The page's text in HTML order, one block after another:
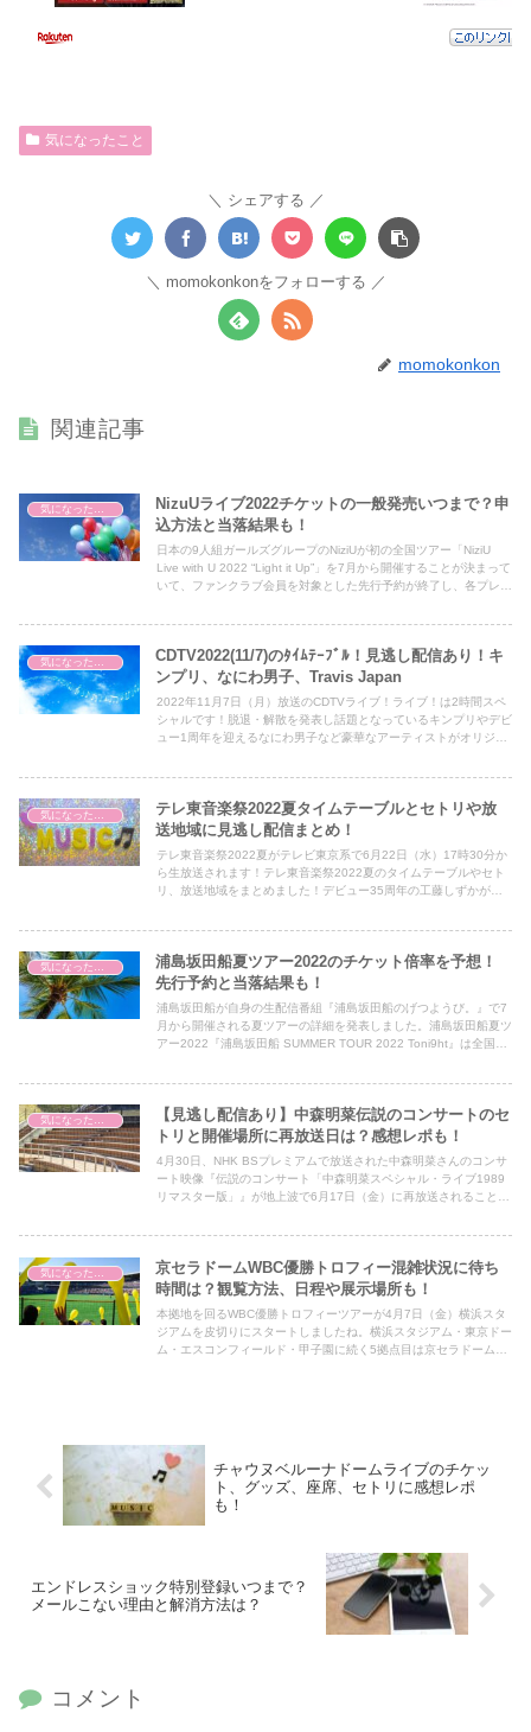
気になったこと
シェアする
momokonkonをフォローする
momokonkon
関連記事
NizuUライブ2022チケットの一般発売いつまで？申
込方法と当落結果も！
日本の9人組ガールズグループのNiziUが初の全国ツアー「NiziU
Live with U 2022 “Light it Up”」を7月から開催することが決まって
いて、ファンクラブ会員を対象とした先行予約が終了し、各プレイ
CDTV2022(11/7)のﾀｲﾑﾃｰﾌﾞﾙ！見逃し配信あり！キ
ンプリ、なにわ男子、Travis Japan
2022年11月7日（月）放送のCDTVライブ！ライブ！は2時間スペ
シャルです！脱退・解散を発表し話題となっているキンプリやデビ
ュー1周年を迎えるなにわ男子など豪華なアーティストがオリジナ
めました。
テレ東音楽祭2022夏タイムテーブルとセトリや放
送地域に見逃し配信まとめ！
テレ東音楽祭2022夏がテレビ東京系で6月22日（水）17時30分か
ら生放送されます！テレ東音楽祭2022夏のタイムテーブルやセト
リ、放送地域をまとめました！デビュー35周年の工藤しずかが一
気になったこと
浦島坂田船夏ツアー2022のチケット倍率を予想！
先行予約と当落結果も！
浦島坂田船が自身の生配信番組『浦島坂田船のげつようび。』で7
月から開催される夏ツアーの詳細を発表しました。浦島坂田船夏ツ
アー2022『浦島坂田船 SUMMER TOUR 2022 Toni9ht』は全国8
気になったこと
【見逃し配信あり】中森明菜伝説のコンサートのセ
トリと開催場所に再放送日は？感想レポも！
4月30日、NHK BSプレミアムで放送された中森明菜さんのコンサ
ート映像『伝説のコンサート「中森明菜スペシャル・ライブ1989
リマスター版」』が地上波で6月17日（金）に再放送されることが
のコンサートのセトリや開催場所が気になりリサーチしました！
気になったこと
京セラドームWBC優勝トロフィー混雑状況に待ち
時間は？観覧方法、日程や展示場所も！
本拠地を回るWBC優勝トロフィーツアーが4月7日（金）横浜スタ
ジアムを皮切りにスタートしましたね。横浜スタジアム・東京ドー
ム・エスコンフィールド・甲子園に続く5拠点目は京セラドームで
チャウヌベルーナドームライブのチケッ
ト、グッズ、座席、セトリに感想レポ
も！
エンドレスショック特別登録いつまで？
メールこない理由と解消方法は？
コメント